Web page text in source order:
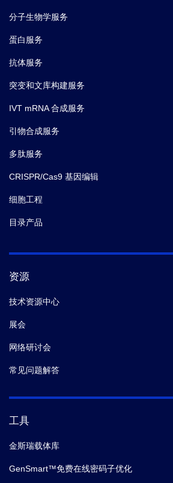
分子生物学服务
蛋白服务
抗体服务
突变和文库构建服务
IVT mRNA 合成服务
引物合成服务
多肽服务
CRISPR/Cas9 基因编辑
细胞工程
目录产品
资源
技术资源中心
展会
网络研讨会
常见问题解答
工具
金斯瑞载体库
GenSmart™免费在线密码子优化